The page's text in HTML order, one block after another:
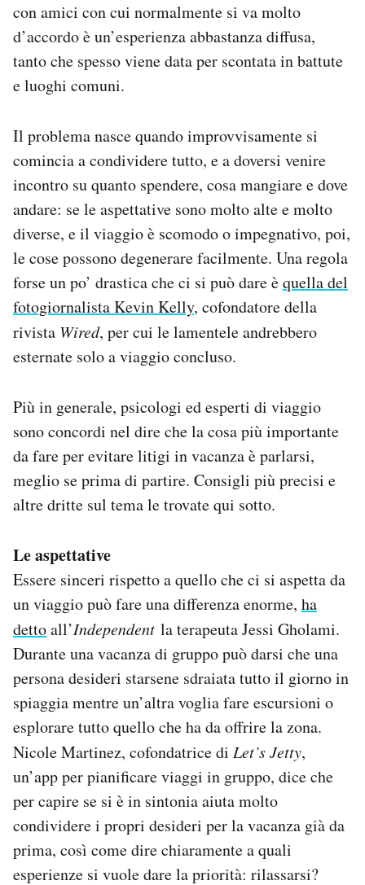
Notifiche mobile
Regala il Post
Hai bisogno di aiuto?
Esci
con amici con cui normalmente si va molto
d’accordo è un’esperienza abbastanza diffusa,
tanto che spesso viene data per scontata in battute
e luoghi comuni.
Il problema nasce quando improvvisamente si
comincia a condividere tutto, e a doversi venire
incontro su quanto spendere, cosa mangiare e dove
andare: se le aspettative sono molto alte e molto
diverse, e il viaggio è scomodo o impegnativo, poi,
le cose possono degenerare facilmente. Una regola
forse un po’ drastica che ci si può dare èquella del
fotogiornalista Kevin Kelly, cofondatore della
rivista Wired, per cui le lamentele andrebbero
esternate solo a viaggio concluso.
Più in generale, psicologi ed esperti di viaggio
sono concordi nel dire che la cosa più importante
da fare per evitare litigi in vacanza è parlarsi,
meglio se prima di partire. Consigli più precisi e
altre dritte sul tema le trovate qui sotto.
Le aspettative
Essere sinceri rispetto a quello che ci si aspetta da
un viaggio può fare una differenza enorme, ha
dettoall’Independent la terapeuta Jessi Gholami.
Durante una vacanza di gruppo può darsi che una
persona desideri starsene sdraiata tutto il giorno in
spiaggia mentre un’altra voglia fare escursioni o
esplorare tutto quello che ha da offrire la zona.
Nicole Martinez, cofondatrice di Let’s Jetty,
un’app per pianificare viaggi in gruppo, dice che
per capire se si è in sintonia aiuta molto
condividere i propri desideri per la vacanza già da
prima, così come dire chiaramente a quali
esperienze si vuole dare la priorità: rilassarsi?